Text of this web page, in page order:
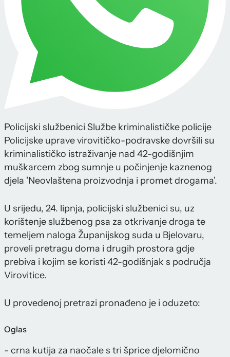
Policijski službenici Službe kriminalističke policije
Policijske uprave virovitičko-podravske dovršili su
kriminalističko istraživanje nad 42-godišnjim
muškarcem zbog sumnje u počinjenje kaznenog
djela 'Neovlaštena proizvodnja i promet drogama'.
U srijedu, 24. lipnja, policijski službenici su, uz
korištenje službenog psa za otkrivanje droga te
temeljem naloga Županijskog suda u Bjelovaru,
proveli pretragu doma i drugih prostora gdje
prebiva i kojim se koristi 42-godišnjak s područja
Virovitice.
U provedenoj pretrazi pronađeno je i oduzeto:
Oglas
- crna kutija za naočale s tri šprice djelomično